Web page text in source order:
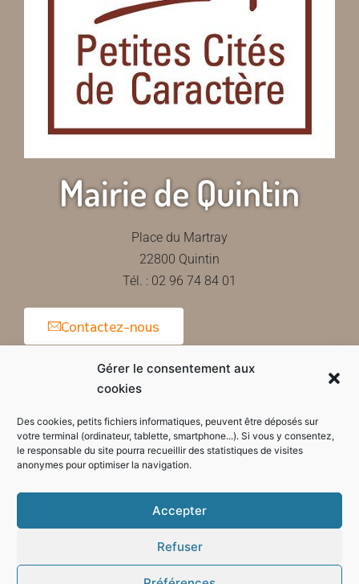
Gérer le consentement aux
cookies
Des cookies, petits fichiers informatiques, peuvent être déposés sur
votre terminal (ordinateur, tablette, smartphone...). Si vous y consentez,
le responsable du site pourra recueillir des statistiques de visites
anonymes pour optimiser la navigation.
Accepter
Refuser
Mairie de Quintin
Place du Martray
22800 Quintin
Tél. : 02 96 74 84 01
Contactez-nous
Horaires d'ouverture de la mairie